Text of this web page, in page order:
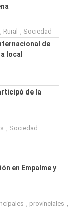
Rural Sociedad
de
local
de la
Sociedad
en Empalme y
, provinciales